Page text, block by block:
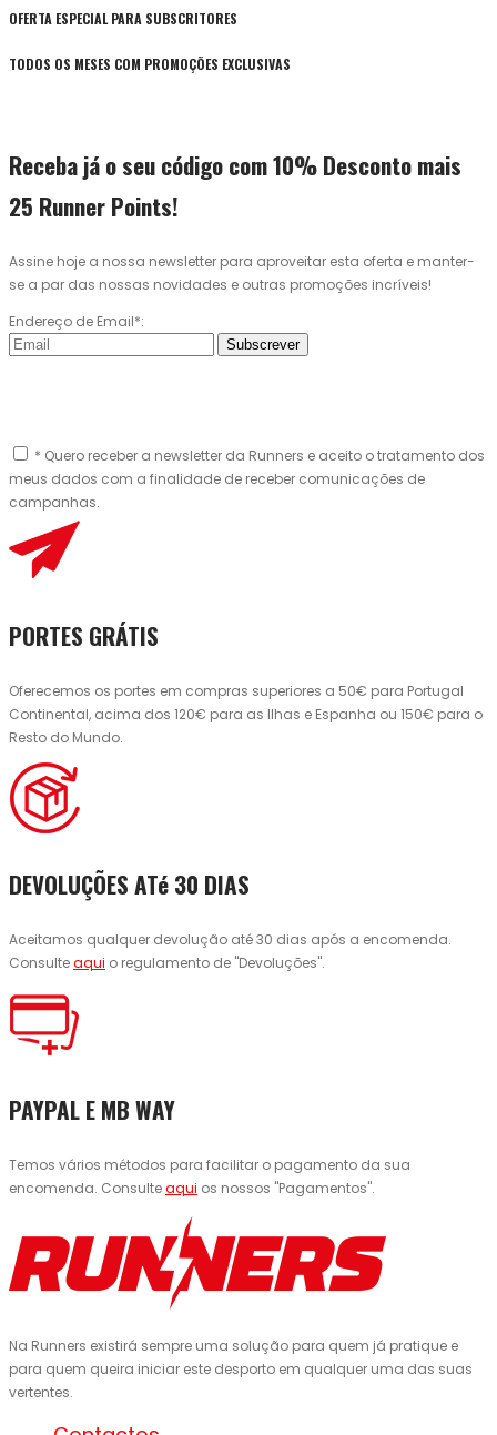
OFERTA ESPECIAL PARA SUBSCRITORES
TODOS OS MESES COM PROMOÇÕES EXCLUSIVAS
Receba já o seu código com 10% Desconto mais
25 Runner Points!
Assine hoje a nossa newsletter para aproveitar esta oferta e manter-
se a par das nossas novidades e outras promoções incríveis!
Endereço de Email*:
Subscrever
* Quero receber a newsletter da Runners e aceito o tratamento dos
meus dados com a finalidade de receber comunicações de
campanhas.
PORTES GRÁTIS
Oferecemos os portes em compras superiores a 50€ para Portugal
Continental, acima dos 120€ para as Ilhas e Espanha ou 150€ para o
Resto do Mundo.
DEVOLUÇÕES ATé 30 DIAS
Aceitamos qualquer devolução até 30 dias após a encomenda.
Consulteaqui o regulamento de "Devoluções".
PAYPAL E MB WAY
Temos vários métodos para facilitar o pagamento da sua
encomenda. Consulteaqui os nossos "Pagamentos".
Na Runners existirá sempre uma solução para quem já pratique e
para quem queira iniciar este desporto em qualquer uma das suas
vertentes.